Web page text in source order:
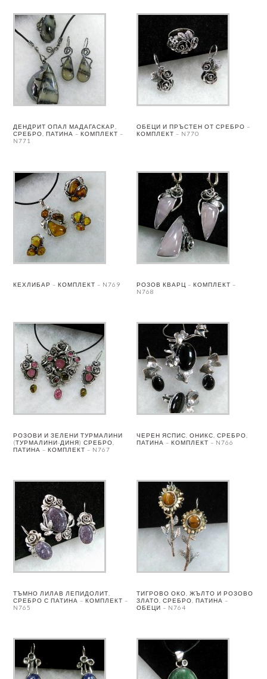
ДЕНДРИТ ОПАЛ МАДАГАСКАР,
СРЕБРО, ПАТИНА – КОМПЛЕКТ –
N771
ОБЕЦИ И ПРЪСТЕН ОТ СРЕБРО –
КОМПЛЕКТ – N770
КЕХЛИБАР – КОМПЛЕКТ – N769
РОЗОВ КВАРЦ – КОМПЛЕКТ –
N768
РОЗОВИ И ЗЕЛЕНИ ТУРМАЛИНИ
(ТУРМАЛИНИ-ДИНЯ) СРЕБРО,
ПАТИНА – КОМПЛЕКТ – N767
ЧЕРЕН ЯСПИС, ОНИКС, СРЕБРО,
ПАТИНА – КОМПЛЕКТ – N766
ТЪМНО ЛИЛАВ ЛЕПИДОЛИТ,
СРЕБРО С ПАТИНА – КОМПЛЕКТ –
N765
ТИГРОВО ОКО, ЖЪЛТО И РОЗОВО
ЗЛАТО, СРЕБРО, ПАТИНА –
ОБЕЦИ – N764